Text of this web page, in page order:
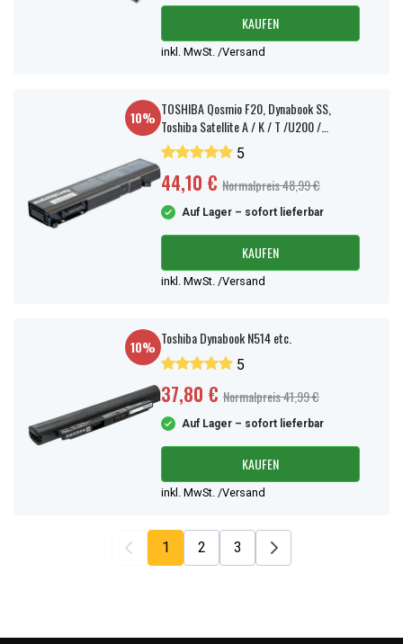
KAUFEN
inkl. MwSt. /Versand
10% TOSHIBA Qosmio F20, Dynabook SS,
Toshiba Satellite A / K / T /U200 /
Portege M / S, Tecra A / M / S 4400 mAh
5
44,10 € Normalpreis 48,99 €
Auf Lager – sofort lieferbar
KAUFEN
inkl. MwSt. /Versand
10% Toshiba Dynabook N514 etc.
5
37,80 € Normalpreis 41,99 €
Auf Lager – sofort lieferbar
KAUFEN
inkl. MwSt. /Versand
1 2 3